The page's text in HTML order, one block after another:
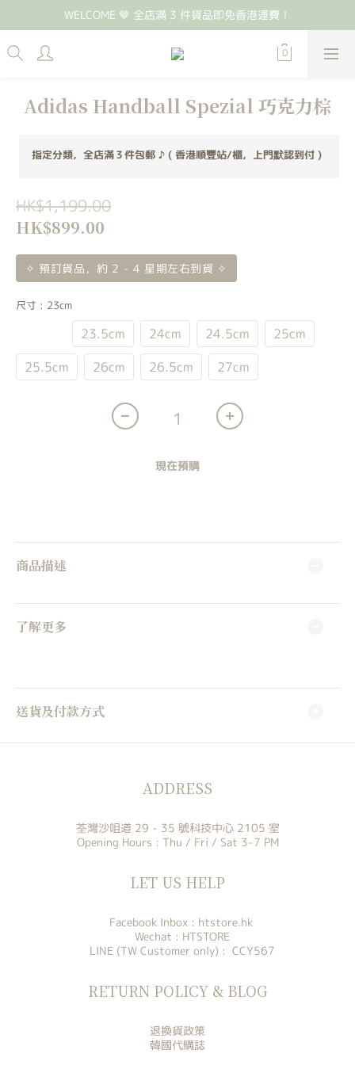
WELCOME 🤎 全店滿 3 件貨品即免香港運費！
Adidas Handball Spezial 巧克力棕
指定分類，全店滿３件包郵 ♪ ( 香港順豐站/櫃，上門默認到付 )
HK$1,199.00
HK$899.00
✧ 預訂貨品，約 2 - 4 星期左右到貨 ✧
尺寸 : 23cm
23.5cm 24cm 24.5cm
25cm
25.5cm
26cm 26.5cm 27cm
現在預購
商品描述
了解更多
送貨及付款方式
ADDRESS
荃灣沙咀道 29 - 35 號科技中心 2105 室
Opening Hours : Thu / Fri / Sat 3-7 PM
LET US HELP
Facebook Inbox : htstore.hk
Wechat : HTSTORE
LINE (TW Customer only) : CCY567
RETURN POLICY & BLOG
退換貨政策
韓國代購誌